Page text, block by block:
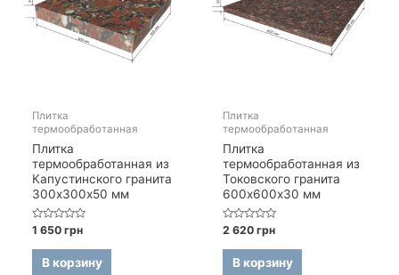
Плитка
термообработанная
Плитка
термообработанная из
Капустинского гранита
300х300х50 мм
Оценка
из
1 650грн
В корзину
Плитка
термообработанная
Плитка
термообработанная из
Токовского гранита
600х600х30 мм
Оценка
из
2 620грн
В корзину